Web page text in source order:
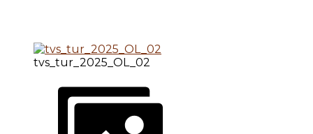
tvs_tur_2025_OL_02